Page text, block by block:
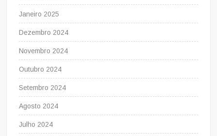
Janeiro 2025
Dezembro 2024
Novembro 2024
Outubro 2024
Setembro 2024
Agosto 2024
Julho 2024